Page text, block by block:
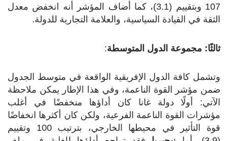
107 وبتقييم (3.1)، كما أضاف المؤشر أنه انخفض معدل
الثقة في القيادة السياسية، والعلامة التجارية للدولة.
ثالثًا: مجموعة الدول المتوسطة:
وتشمل كافة الدول الإفريقية الواقعة في متوسط الجدول
ضمن مؤشر القوة الناعمة، وفي هذا الإطار يمكن ملاحظة
الآتي: أولًا دولة غانا كان أداؤها منخفضًا في أغلب
مؤشرات القوة الناعمة الفرعية، ولكن كان أكثرها انخفاضًا
قوة التأثير في محيطها الخارجي، بترتيب 100 وتقييم